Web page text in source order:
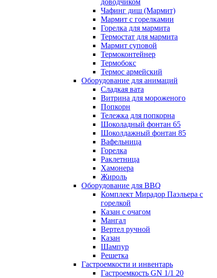
доводчиком
Чафинг диш (Мармит)
Мармит с горелкамии
Горелка для мармита
Термостат для мармита
Мармит суповой
Термоконтейнер
Термобокс
Термос армейский
Оборудование для анимаций
Сладкая вата
Витрина для мороженого
Попкорн
Тележка для попкорна
Шоколадный фонтан 65
Шоколдажный фонтан 85
Вафельница
Горелка
Раклетница
Хамонера
Жироль
Оборудование для BBQ
Комплект Мирадор Паэльера с
горелкой
Казан с очагом
Мангал
Вертел ручной
Казан
Шампур
Решетка
Гастроемкости и инвентарь
Гастроемкость GN 1/1 20